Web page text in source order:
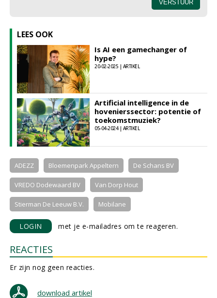
LEES OOK
Is AI een gamechanger of
hype?
20-02-2025 | ARTIKEL
Artificial intelligence in de
hovenierssector: potentie of
toekomstmuziek?
05-04-2024 | ARTIKEL
ADEZZ Bloemenpark Appeltern De Schans BV
VREDO Dodewaard BV Van Dorp Hout
Stierman De Leeuw B.V. Mobilane
LOGIN met je e-mailadres om te reageren.
REACTIES
Er zijn nog geen reacties.
download artikel